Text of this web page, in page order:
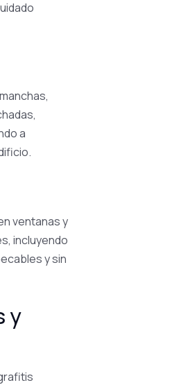
a
ventanas y
incluyendo
y sin
y